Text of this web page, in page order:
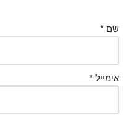
שם *
אימייל *